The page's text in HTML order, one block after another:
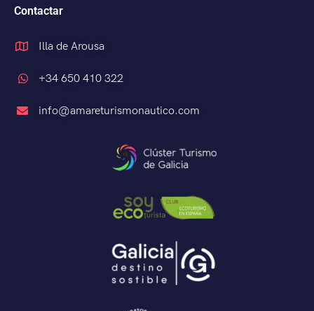
Contactar
Illa de Arousa
+34 650 410 322
info@amareturismonautico.com